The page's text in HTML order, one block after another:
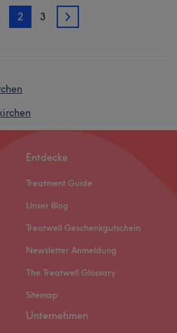
2 3 3
Entdecke
Treatment Guide
Unser Blog
Treatwell Geschenkgutschein
Newsletter Anmeldung
The Treatwell Glossary
Sitemap
Unternehmen